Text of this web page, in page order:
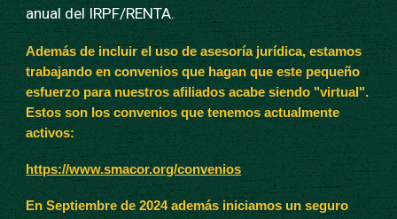
anual del IRPF/RENTA.
Además de incluir el uso de asesoría jurídica, estamos
trabajando en convenios que hagan que este pequeño
esfuerzo para nuestros afiliados acabe siendo "virtual".
Estos son los convenios que tenemos actualmente
activos:
https://www.smacor.org/convenios
En Septiembre de 2024 además iniciamos un seguro